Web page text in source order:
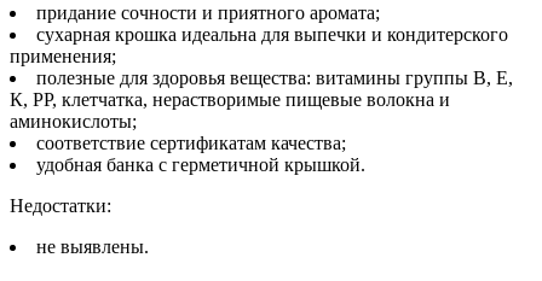
придание сочности и приятного аромата;
сухарная крошка идеальна для выпечки и кондитерского
применения;
полезные для здоровья вещества: витамины группы В, Е,
К, PP, клетчатка, нерастворимые пищевые волокна и
аминокислоты;
соответствие сертификатам качества;
удобная банка с герметичной крышкой.
Недостатки:
не выявлены.